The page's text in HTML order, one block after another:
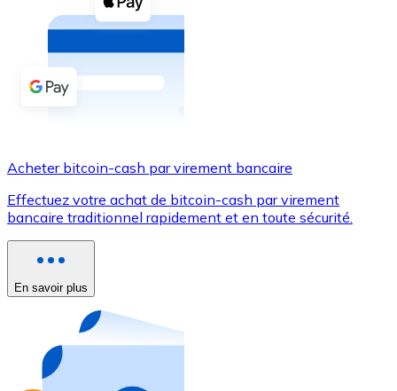
Achetez des cryptomonnaies en espèces et d'autres
Acheter avec espèces
Virement SEPA
Utilisez les cartes Visa et Mastercard pour acheter
Acheter avec carte
Nouveau
Achetez des cartes-cadeaux de vos marques
Aller à la boutique de cartes-cadeaux
Acheter bitcoin-cash par virement bancaire
Effectuez votre achat de bitcoin-cash par virement
bancaire traditionnel rapidement et en toute sécurité.
En savoir plus